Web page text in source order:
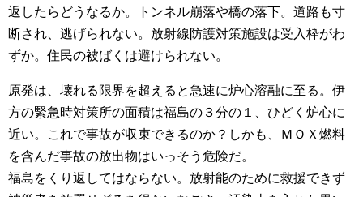
返したらどうなるか。トンネル崩落や橋の落下。道路も寸
断され、逃げられない。放射線防護対策施設は受入枠がわ
ずか。住民の被ばくは避けられない。
原発は、壊れる限界を超えると急速に炉心溶融に至る。伊
方の緊急時対策所の面積は福島の３分の１、ひどく炉心に
近い。これで事故が収束できるのか？しかも、ＭＯＸ燃料
を含んだ事故の放出物はいっそう危険だ。
福島をくり返してはならない。放射能のために救援できず